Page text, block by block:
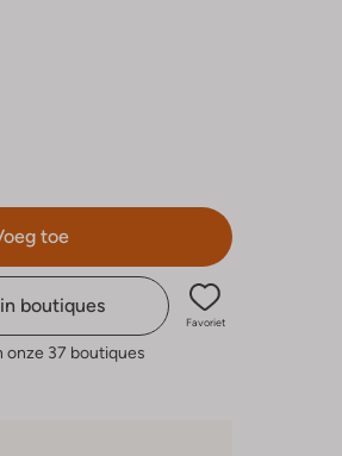
toe
boutiques
Favoriet
onze 37 boutiques